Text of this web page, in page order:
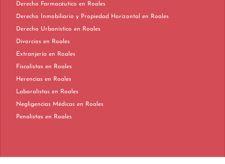
Derecho Farmacéutico en Roales
Derecho Inmobiliario y Propiedad Horizontal en Roales
Derecho Urbanístico en Roales
Divorcios en Roales
Extranjería en Roales
Fiscalistas en Roales
Herencias en Roales
Laboralistas en Roales
Negligencias Médicas en Roales
Penalistas en Roales